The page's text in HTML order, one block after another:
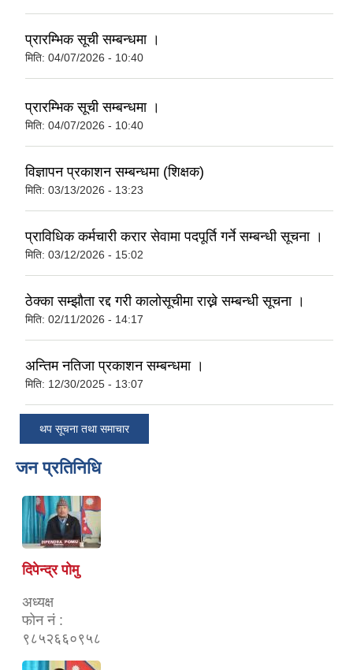
प्रारम्भिक सूची सम्बन्धमा ।
मिति: 04/07/2026 - 10:40
प्रारम्भिक सूची सम्बन्धमा ।
मिति: 04/07/2026 - 10:40
विज्ञापन प्रकाशन सम्बन्धमा (शिक्षक)
मिति: 03/13/2026 - 13:23
प्राविधिक कर्मचारी करार सेवामा पदपूर्ति गर्ने सम्बन्धी सूचना ।
मिति: 03/12/2026 - 15:02
ठेक्का सम्झौता रद्द गरी कालोसूचीमा राख्ने सम्बन्धी सूचना ।
मिति: 02/11/2026 - 14:17
अन्तिम नतिजा प्रकाशन सम्बन्धमा ।
मिति: 12/30/2025 - 13:07
थप सूचना तथा समाचार
जन प्रतिनिधि
दिपेन्द्र पोमु
अध्यक्ष
फोन नं :
९८५२६६०९५८